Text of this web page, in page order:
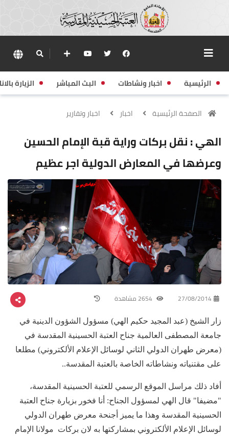
الرئيسية اخبار ونشاطات البث المباشر الزيارة
الصفحة الرئيسية اخبار اخبار وتقارير
الهي : نقل بركات وراية قبة الإمام الحسين
وعرضها في المعارض الدولية اجر عظيم
27/08/2014
زار الشيخ (عبد المجيد حكيم الهي) مسؤول الشؤون الدينية في
جامعة المصطفى العالمية جناح العتبة الحسينية المقدسة في
(معرض طهران الدولي الثاني لوسائل الإعلام الألكتروني) مطلعا
على مقتنياته ونشاطاته الخاصة بالعتبة المقدسة..
أفاد ذلك مراسل الموقع الرسمي للعتبة الحسينية المقدسة،
"مضيفا" قال الهي لمسؤول الجناح: أنا فخور بزيارة جناح العتبة
الحسينية المقدسة وهذا ما يميز أجنحة معرض طهران الدولي
لوسائل الإعلام الألكتروني بمشاركتها به لان بركات مولانا الإمام